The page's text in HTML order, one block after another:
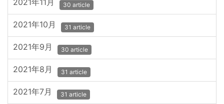
2021年11月 30 article
2021年10月 31 article
2021年9月 30 article
2021年8月 31 article
2021年7月 31 article